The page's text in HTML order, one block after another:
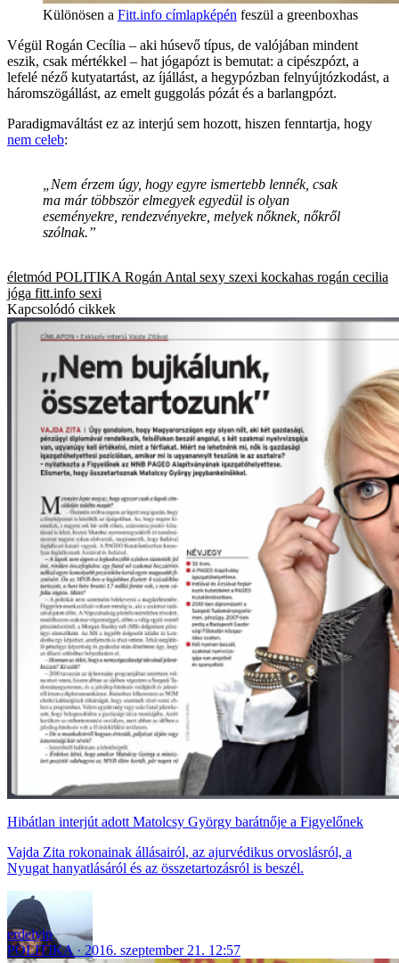
Különösen a Fitt.info címlapképén feszül a greenboxhas
Végül Rogán Cecília – aki húsevő típus, de valójában mindent
eszik, csak mértékkel – hat jógapózt is bemutat: a cipészpózt, a
lefelé néző kutyatartást, az íjállást, a hegypózban felnyújtózkodást, a
háromszögállást, az emelt guggolás pózát és a barlangpózt.
Paradigmaváltást ez az interjú sem hozott, hiszen fenntartja, hogy
nem celeb:
„Nem érzem úgy, hogy egyre ismertebb lennék, csak
ma már többször elmegyek egyedül is olyan
eseményekre, rendezvényekre, melyek nőknek, nőkről
szólnak.”
életmód POLITIKA Rogán Antal sexy szexi kockahas rogán cecilia
jóga fitt.info sexi
Kapcsolódó cikkek
Hibátlan interjút adott Matolcsy György barátnője a Figyelőnek
Vajda Zita rokonainak állásairól, az ajurvédikus orvoslásról, a
Nyugat hanyatlásáról és az összetartozásról is beszél.
erdelyip
POLITIKA
2016. szeptember 21. 12:57